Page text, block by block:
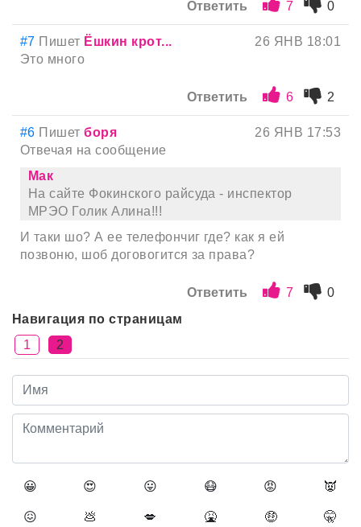
Ответить 7 0
#7 Пишет Ёшкин крот...
26 ЯНВ 18:01
Это много
Ответить 6 2
#6 Пишетборя
26 ЯНВ 17:53
Отвечая на сообщение
Мак
На сайте Фокинского райсуда - инспектор
МРЭО Голик Алина!!!
И таки шо? А ее телефончиг где? как я ей
позвоню, шоб договогится за права?
Ответить 7
0
Навигация по страницам
1
2
😀 😍 😛 😷 😡 👿
😖 💩 💋 🤮 🤑 🤫